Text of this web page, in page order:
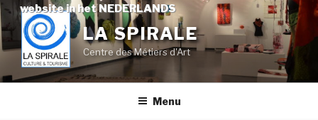
website in het NEDERLANDS
Skip
to
content
LA SPIRALE
Centre des Métiers d'Art
Menu